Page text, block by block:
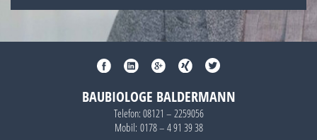
BAUBIOLOGE BALDERMANN
Telefon: 08121 – 2259056
Mobil: 0178 – 4 91 39 38